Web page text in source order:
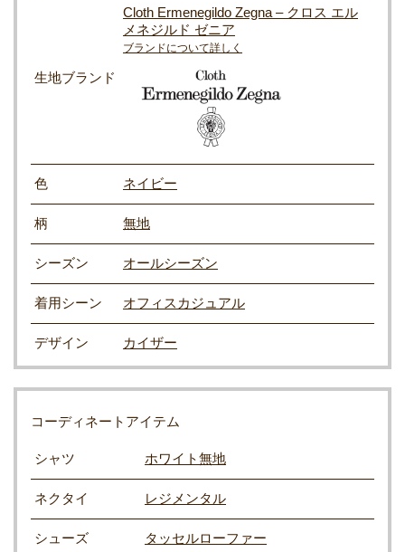
生地ブランド
Cloth Ermenegildo Zegna – クロス エル
メネジルド ゼニア
ブランドについて詳しく
色 ネイビー
柄 無地
シーズン オールシーズン
着用シーン オフィスカジュアル
デザイン カイザー
コーディネートアイテム
シャツ ホワイト無地
ネクタイ レジメンタル
シューズ タッセルローファー